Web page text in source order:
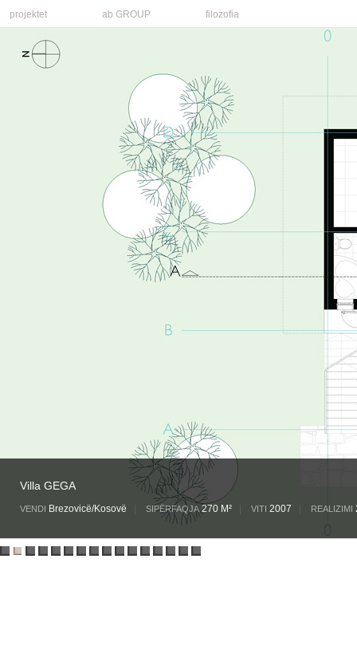
projektet ab GROUP filozofia
Villa GEGA
VENDI Brezovicë/Kosovë SIPËRFAQJA270 M² VITI 2007 REALIZIMI